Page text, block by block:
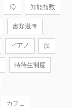
IQ 知能指数
書類選考
ピアノ 脳
特待生制度
カフェ